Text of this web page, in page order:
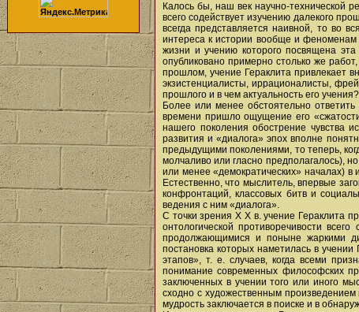
Калось бы, наш век научно-технической
всего содействует изучению далекого
всегда представляется наивной, то во
интереса к истории вообще и феноменам
жизни и учению которого посвящена
опубликовано примерно столько же
прошлом, учение Гераклита привлекает
экзистенциалисты, иррационалисты,
прошлого и в чем актуальность его учения?
Более или менее обстоятельно
времени пришло ощущение его
нашего поколения обострение чувства
развития и «диалога» эпох вполне
предыдущими поколениями, то теперь,
молчаливо или гласно предполагалось),
или менее «демократических» началах)
Естественно, что мыслитель, впервые
конфронтаций, классовых битв и
ведения с ним «диалога».
С точки зрения X X в. учение Гераклита
онтологической противоречивости
продолжающимися и поныне жаркими
постановка которых наметилась в
этапов», т. е. случаев, когда всеми
понимание современных философских
заключенных в учении того или иного
сходно с художественным
мудрость заключается в поиске и в